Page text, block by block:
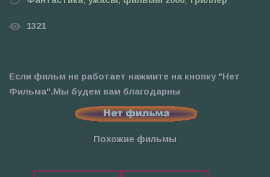
1321
Если фильм не работает нажмите на кнопку "Нет
Фильма".Мы будем вам благодарны
Похожие фильмы